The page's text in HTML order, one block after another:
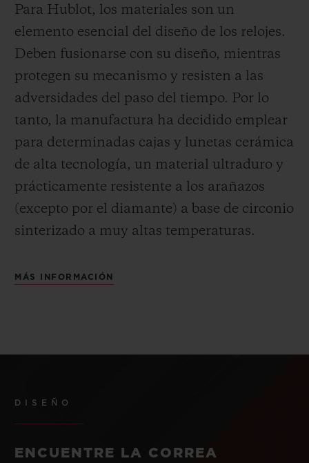
Para Hublot, los materiales son un
elemento esencial del diseño de los relojes.
Deben fusionarse con su diseño, mientras
protegen su mecanismo y resisten a las
adversidades del paso del tiempo. Por lo
tanto, la manufactura ha decidido emplear
para determinadas cajas y lunetas cerámica
de alta tecnología, un material ultraduro y
prácticamente resistente a los arañazos
(excepto por el diamante) a base de circonio
sinterizado a muy altas temperaturas.
MÁS INFORMACIÓN
DISEÑO
ENCUENTRE LA CORREA